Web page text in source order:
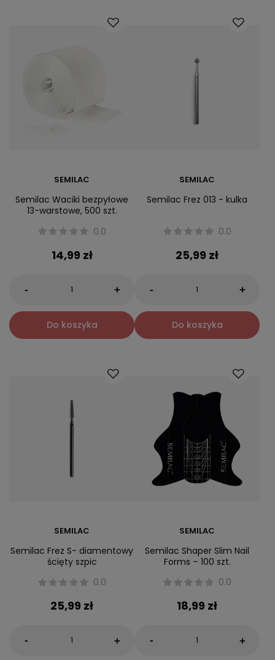
SEMILAC
Semilac Waciki bezpyłowe
13-warstowe, 500 szt.
0.0
14,99 zł
- +
Do koszyka
SEMILAC
Semilac Frez 013 - kulka
0.0
25,99 zł
- +
Do koszyka
SEMILAC
Semilac Frez S- diamentowy
ścięty szpic
0.0
25,99 zł
- +
SEMILAC
Semilac Shaper Slim Nail
Forms – 100 szt.
0.0
18,99 zł
- +